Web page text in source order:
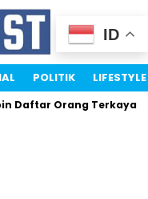
POLITIK LIFESTYLE
Orang Terkaya
ID